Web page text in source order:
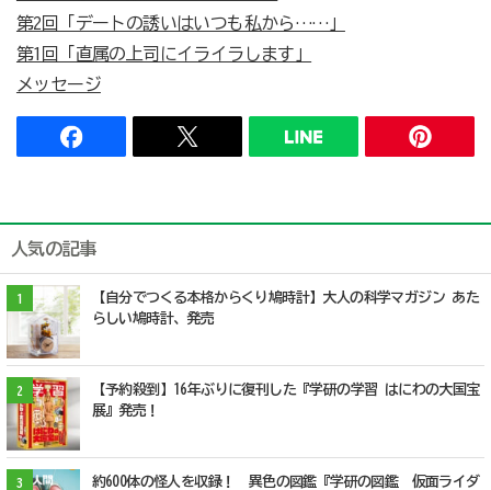
第2回「デートの誘いはいつも私から……」
第1回「直属の上司にイライラします」
メッセージ
人気の記事
1
【自分でつくる本格からくり鳩時計】大人の科学マガジン あた
らしい鳩時計、発売
2
【予約殺到】16年ぶりに復刊した『学研の学習 はにわの大国宝
展』発売！
3
約600体の怪人を収録！ 異色の図鑑『学研の図鑑 仮面ライダ